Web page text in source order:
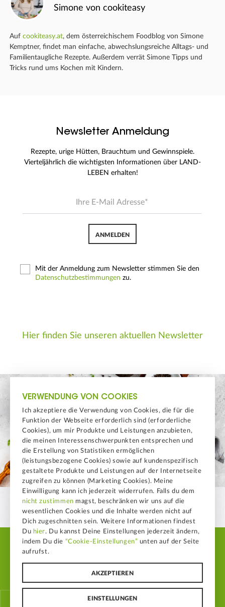
Simone von cookiteasy
Auf cookiteasy.at, dem österreichischem Foodblog von Simone
Kemptner, findet man einfache, abwechslungsreiche Alltags- und
Familientaugliche Rezepte. Außerdem verrät Simone Tipps und
Tricks rund ums Kochen mit Kindern.
Newsletter Anmeldung
Rezepte, urige Hütten, Brauchtum und Gewinnspiele.
Vierteljährlich die wichtigsten Informationen über LAND-
LEBEN erhalten!
ANMELDEN
Mit der Anmeldung zum Newsletter stimmen Sie den
Datenschutzbestimmungen zu.
Hier finden Sie unseren aktuellen Newsletter
© LAND-LEBEN Nahrungsmittel GmbH
B2B Bilddatenbank Impressum
Whistleblowing
FAQ Cookie Einstellungen
VERWENDUNG VON COOKIES
Ich akzeptiere die Verwendung von Cookies, die für die
Funktion der Webseite erforderlich sind (erforderliche
Cookies), um mir Produkte und Leistungen anzubieten,
die meinen Interessenschwerpunkten entsprechen und
die Erstellung von Statistiken ermöglichen
(leistungsbezogene Cookies) sowie auf kundenspezifisch
gestaltete Produkte und Leistungen auf der Internetseite
zugreifen zu können (Marketing Cookies). Meine
Einwilligung kann ich jederzeit widerrufen. Falls du dem
nicht zustimmen magst, beschränken wir uns auf die
wesentlichen Cookies und die Inhalte werden nicht auf
Dich zugeschnitten sein. Weitere Informationen findest
Du hier. Du kannst Deine Einstellungen jederzeit ändern,
indem Du die “Cookie-Einstellungen” unten auf der Seite
aufrufst.
AKZEPTIEREN
EINSTELLUNGEN